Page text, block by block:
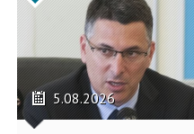
5.08.2026